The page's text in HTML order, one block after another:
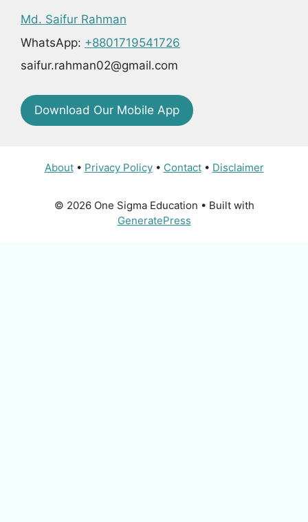
Md. Saifur Rahman
WhatsApp: +8801719541726
saifur.rahman02@gmail.com
Download Our Mobile App
About• Privacy Policy• Contact• Disclaimer
© 2026 One Sigma Education • Built with
GeneratePress